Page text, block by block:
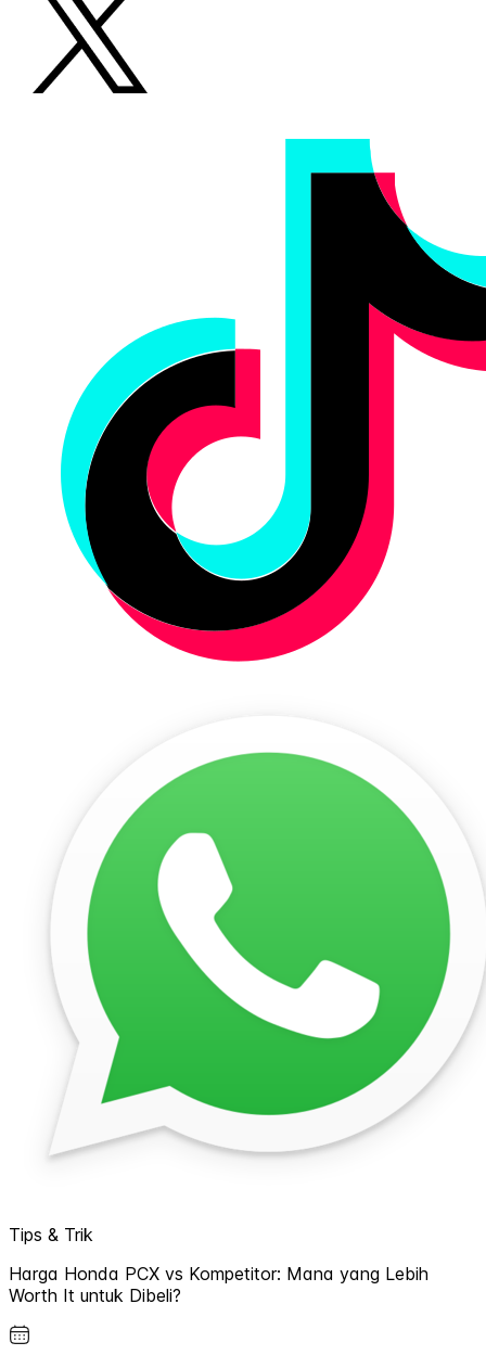
Tips & Trik
Harga Honda PCX vs Kompetitor: Mana yang Lebih
Worth It untuk Dibeli?